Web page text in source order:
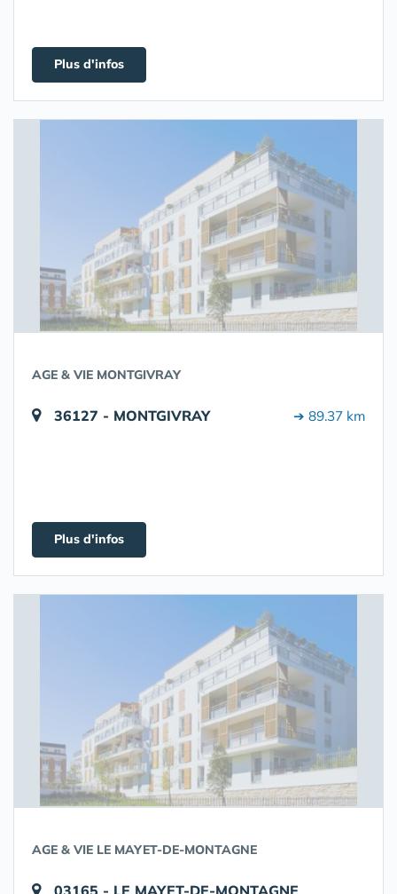
Plus d'infos
AGE & VIE MONTGIVRAY
36127 - MONTGIVRAY ➔ 89.37 km
Plus d'infos
AGE & VIE LE MAYET-DE-MONTAGNE
03165 - LE MAYET-DE-MONTAGNE